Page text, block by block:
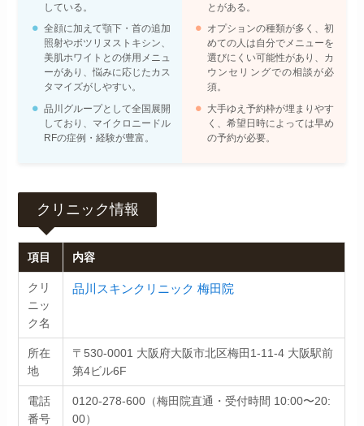
している。
全顔に加えて顎下・首の追加
照射やボツリヌストキシン、
美肌ホワイトとの併用メニュ
ーがあり、悩みに応じたカス
タマイズがしやすい。
品川グループとして全国展開
しており、マイクロニードル
RFの症例・経験が豊富。
とがある。
オプションの種類が多く、初
めての人は自分でメニューを
選びにくい可能性があり、カ
ウンセリングでの相談が必
須。
大手ゆえ予約枠が埋まりやす
く、希望日時によっては早め
の予約が必要。
クリニック情報
項目 内容
クリ
ニッ
ク名
品川スキンクリニック 梅田院
所在
地
〒530-0001 大阪府大阪市北区梅田1-11-4 大阪駅前
第4ビル6F
電話
番号
0120-278-600（梅田院直通・受付時間 10:00〜20:
00）